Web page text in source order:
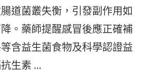
道菌叢失衡，引發副作用如
。藥師提醒感冒後應正確補
含益生菌食物及科學認證益
生素 …